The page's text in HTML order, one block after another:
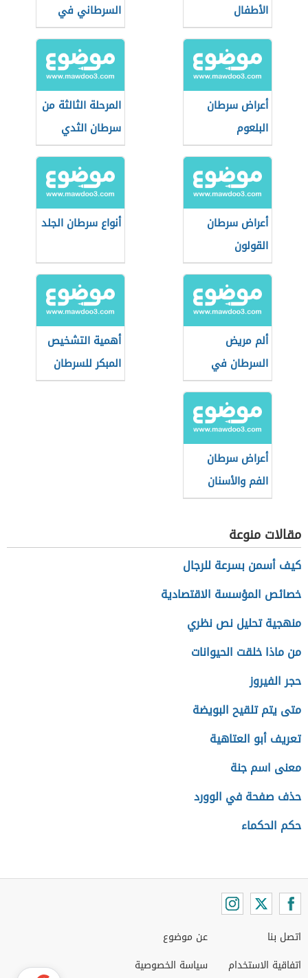
الأطفال
السرطاني في
الثدي
أعراض سرطان
البلعوم
المرحلة الثالثة من
سرطان الثدي
أعراض سرطان
القولون
أنواع سرطان الجلد
ألم مريض
السرطان في
مراحله الأخيرة
وكيفية تخفيفه
أهمية التشخيص
المبكر للسرطان
أعراض سرطان
الفم والأسنان
مقالات منوعة
كيف أسمن بسرعة للرجال
خصائص المؤسسة الاقتصادية
منهجية تحليل نص نظري
من ماذا خلقت الحيوانات
حجر الفيروز
متى يتم تلقيح البويضة
تعريف أبو العتاهية
معنى اسم جنة
حذف صفحة في الوورد
حكم الحكماء
اتصل بنا
اتفاقية الاستخدام
عن موضوع
سياسة الخصوصية